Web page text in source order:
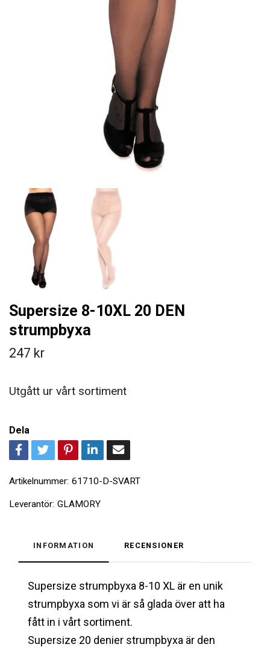
Supersize 8-10XL 20 DEN
strumpbyxa
247 kr
Utgått ur vårt sortiment
Dela
Artikelnummer: 61710-D-SVART
Leverantör: GLAMORY
INFORMATION RECENSIONER
Supersize strumpbyxa 8-10 XL är en unik
strumpbyxa som vi är så glada över att ha
fått in i vårt sortiment.
Supersize 20 denier strumpbyxa är den